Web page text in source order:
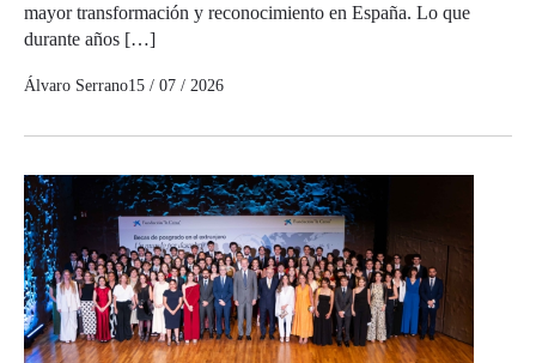
mayor transformación y reconocimiento en España. Lo que
durante años […]
Álvaro Serrano15 / 07 / 2026